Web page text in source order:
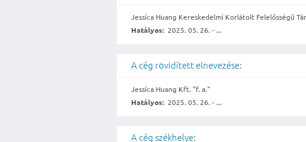
Jessica Huang Kereskedelmi Korlátolt Felelősségű
Hatályos: 2025. 05. 26. - ...
A cég rövidített elnevezése:
Jessica Huang Kft. "f. a."
Hatályos: 2025. 05. 26. - ...
A cég székhelye: